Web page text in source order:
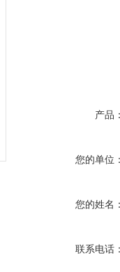
产品
您的单位
您的姓名
联系电话